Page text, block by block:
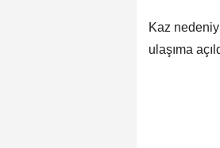
Kaz
ulaşıma